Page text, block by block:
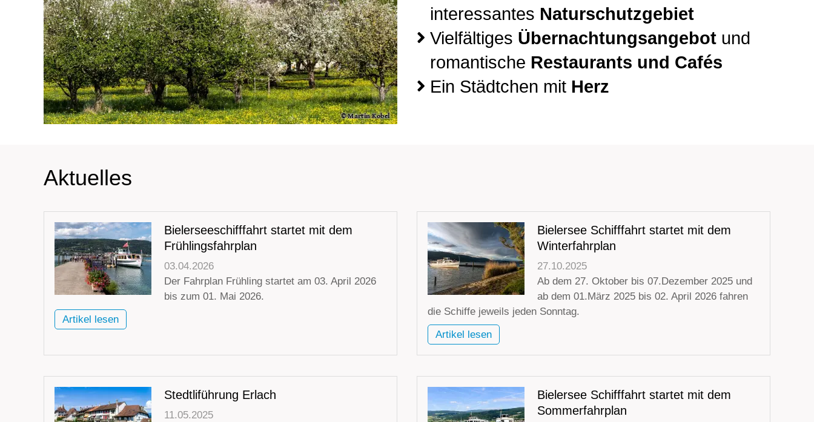
interessantes Naturschutzgebiet
Vielfältiges Übernachtungsangebot und
romantische Restaurants und Cafés
Ein Städtchen mit Herz
Aktuelles
Bielerseeschifffahrt startet mit dem
Frühlingsfahrplan
03.04.2026
Der Fahrplan Frühling startet am 03. April 2026
bis zum 01. Mai 2026.
Artikel lesen
Bielersee Schifffahrt startet mit dem
Winterfahrplan
27.10.2025
Ab dem 27. Oktober bis 07.Dezember 2025 und
ab dem 01.März 2025 bis 02. April 2026 fahren
die Schiffe jeweils jeden Sonntag.
Artikel lesen
Stedtliführung Erlach
11.05.2025
Bielersee Schifffahrt startet mit dem
Sommerfahrplan